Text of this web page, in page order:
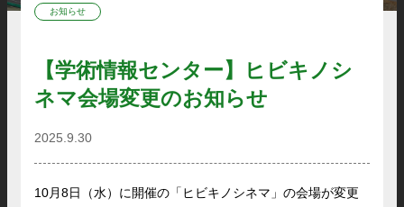
お知らせ
【学術情報センター】ヒビキノシ
ネマ会場変更のお知らせ
2025.9.30
10月8日（水）に開催の「ヒビキノシネマ」の会場が変更